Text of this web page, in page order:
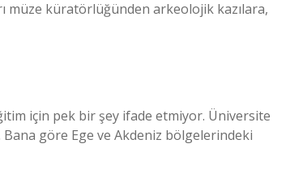
müze küratörlüğünden arkeolojik kazılara,
için pek bir şey ifade etmiyor. Üniversite
göre Ege ve Akdeniz bölgelerindeki